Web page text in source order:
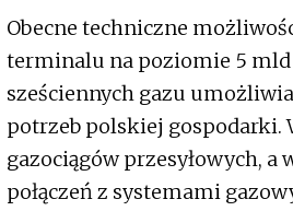
Obecne techniczne
terminalu na poziomie 5
sześciennych gazu
potrzeb polskiej gospodarki.
gazociągów przesyłowych, a
połączeń z systemami